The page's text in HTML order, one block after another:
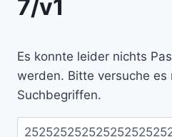
7/v1
Es konnte leider nichts
werden. Bitte versuche es
Suchbegriffen.
Suchen